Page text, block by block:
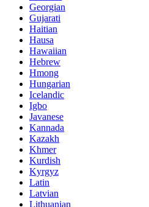
Georgian
Gujarati
Haitian
Hausa
Hawaiian
Hebrew
Hmong
Hungarian
Icelandic
Igbo
Javanese
Kannada
Kazakh
Khmer
Kurdish
Kyrgyz
Latin
Latvian
Lithuanian